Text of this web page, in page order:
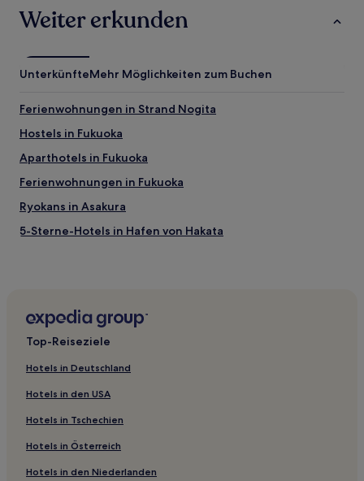
Weiter erkunden
UnterkünfteMehr Möglichkeiten zum Buchen
Ferienwohnungen in Strand Nogita
Hostels in Fukuoka
Aparthotels in Fukuoka
Ferienwohnungen in Fukuoka
Ryokans in Asakura
5-Sterne-Hotels in Hafen von Hakata
Hotels mit Wellnessbereich in Fukuoka
Familien in Fukuoka
Haustierfreundliche in Fukuoka
Lgbtqia-Freundliche in Fukuoka
Strand in Fukuoka
Hotels mit inbegriffenem Frühstück in Kitakyushu
Top-Reiseziele
Hotels in Deutschland
Hotels in den USA
Hotels in Tschechien
Hotels in Österreich
Hotels in den Niederlanden